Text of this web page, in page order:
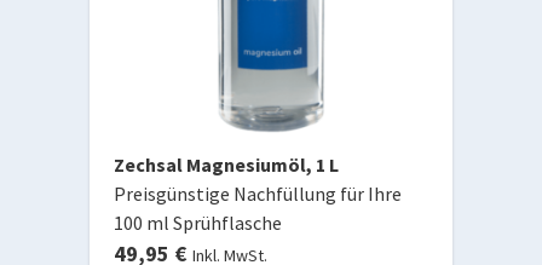
Zechsal Magnesiumöl, 1 L
Preisgünstige Nachfüllung für Ihre
100 ml Sprühflasche
49,95 € Inkl. MwSt.